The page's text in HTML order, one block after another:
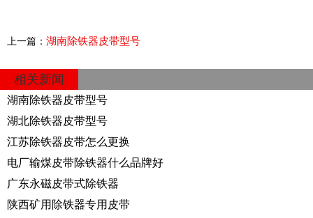
上一篇： 湖南除铁器皮带型号
相关新闻
湖南除铁器皮带型号
湖北除铁器皮带型号
江苏除铁器皮带怎么更换
电厂输煤皮带除铁器什么品牌好
广东永磁皮带式除铁器
陕西矿用除铁器专用皮带